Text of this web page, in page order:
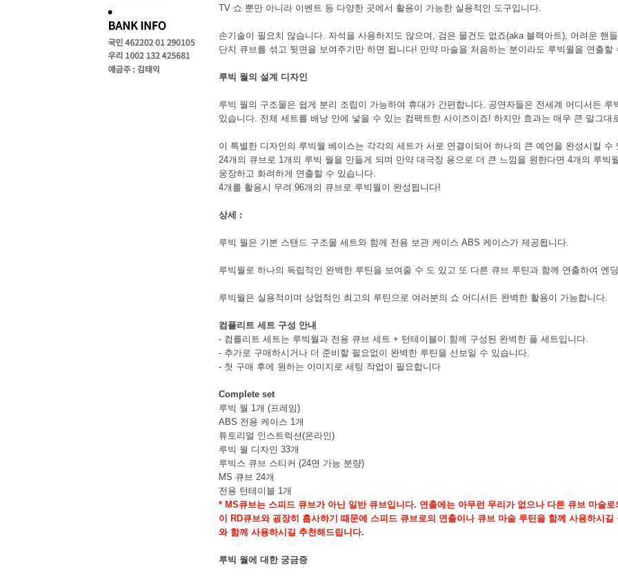
TV 쇼 뿐만 아니라 이벤트 등 다양한 곳에서 활용이 가능한 실용적인 도구입니다.
손기술이 필요치 않습니다. 자석을 사용하지도 않으며, 검은 물건도 없죠(aka 블랙아트), 어려운 핸
단지 큐브를 섞고 뒷면을 보여주기만 하면 됩니다! 만약 마술을 처음하는 분이라도 루빅월을 연출할
루빅 월의 설계 디자인
루빅 월의 구조물은 쉽게 분리 조립이 가능하여 휴대가 간편합니다. 공연자들은 전세계 어디서든
있습니다. 전체 세트를 배낭 안에 넣을 수 있는 컴팩트한 사이즈이죠! 하지만 효과는 매우 큰 말그
이 특별한 디자인의 루빅월 베이스는 각각의 세트가 서로 연결이되어 하나의 큰 예언을 완성시킬 수
24개의 큐브로 1개의 루빅 월을 만들게 되며 만약 대극장 용으로 더 큰 느낌을 원한다면 4개의 루빅
웅장하고 화려하게 연출할 수 있습니다.
4개를 활용시 무려 96개의 큐브로 루빅월이 완성됩니다!
상세 :
루빅 월은 기본 스탠드 구조물 세트와 함께 전용 보관 케이스 ABS 케이스가 제공됩니다.
루빅월로 하나의 독립적인 완벽한 루틴을 보여줄 수 도 있고 또 다른 큐브 루틴과 함께 연출하여 엔
루빅월은 실용적이며 상업적인 최고의 루틴으로 여러분의 쇼 어디서든 완벽한 활용이 가능합니다.
컴플리트 세트 구성 안내
- 컴를리트 세트는 루빅월과 전용 큐브 세트 + 턴테이블이 함께 구성된 완벽한 풀 세트입니다.
- 추가로 구매하시거나 더 준비할 필요없이 완벽한 루틴을 선보일 수 있습니다.
- 첫 구매 후에 원하는 이미지로 세팅 작업이 필요합니다
Complete set
루빅 월 1개 (프레임)
ABS 전용 케이스 1개
튜토리얼 인스트럭션(온라인)
루빅 월 디자인 33개
루빅스 큐브 스티커 (24면 가능 분량)
MS 큐브 24개
전용 턴테이블 1개
* MS큐브는 스피드 큐브가 아닌 일반 큐브입니다. 연출에는 아무런 무리가 없으나 다른 큐브 마술
이 RD큐브와 굉장히 흡사하기 때문에 스피드 큐브로의 연출이나 큐브 마술 루틴을 함께 사용하시
와 함께 사용하시길 추천해드립니다.
루빅 월에 대한 궁금증